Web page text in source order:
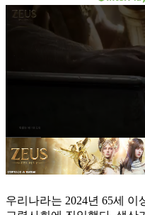
우리나라는 2024년 65세 이